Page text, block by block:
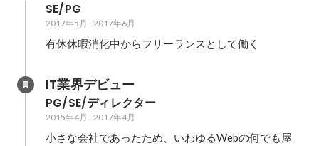
SE/PG
2017年5月 -2017年6月
有休休暇消化中からフリーランスとして働く
IT業界デビュー
PG/SE/ディレクター
2015年4月 -2017年4月
小さな会社であったため、いわゆるWebの何でも屋